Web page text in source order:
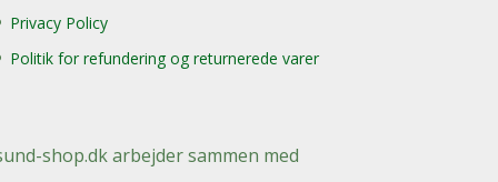
Privacy Policy
Politik for refundering og returnerede varer
shop.dk arbejder sammen med